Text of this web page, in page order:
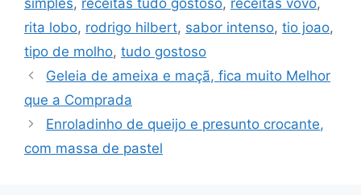
rita lobo, rodrigo hilbert, sabor intenso, tio joao,
tipo de molho, tudo gostoso
Geleia de ameixa e maçã, fica muito Melhor
que a Comprada
Enroladinho de queijo e presunto crocante,
com massa de pastel